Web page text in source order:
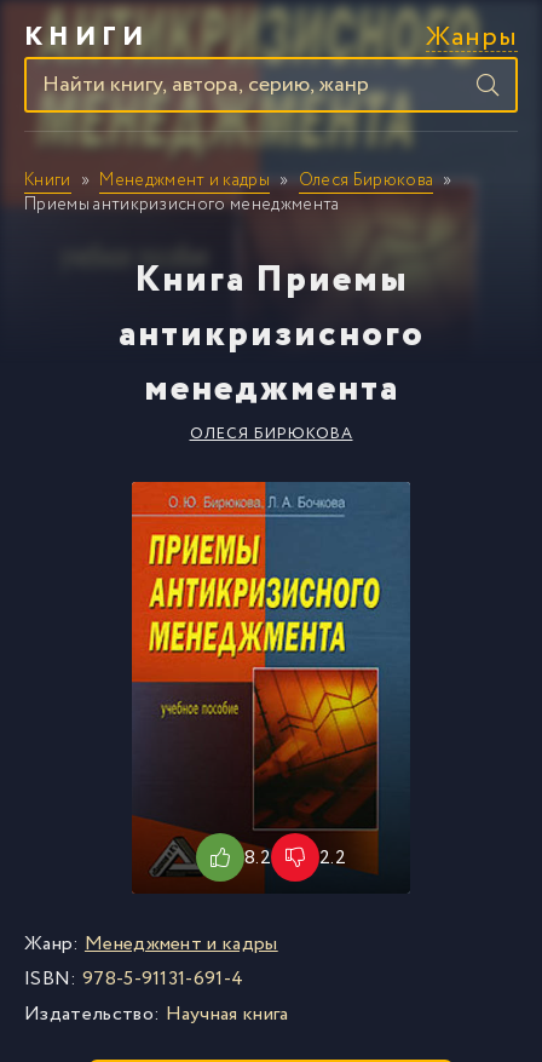
КНИГИ Жанры
Книги Менеджмент и кадры
Олеся Бирюкова
Приемы антикризисного менеджмента
Книга Приемы
антикризисного
менеджмента
ОЛЕСЯ БИРЮКОВА
8.2 2.2
Жанр: Менеджмент и кадры
ISBN: 978-5-91131-691-4
Издательство: Научная книга